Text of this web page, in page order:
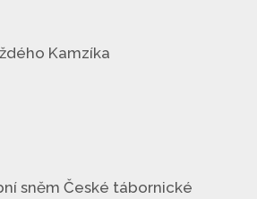
Kamzíka
sněm České tábornické